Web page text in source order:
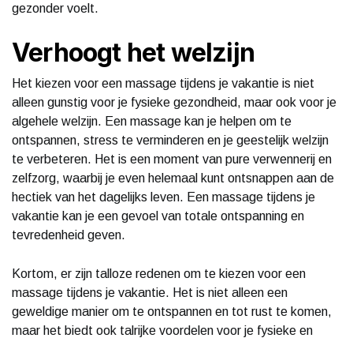
gezonder voelt.
Verhoogt het welzijn
Het kiezen voor een massage tijdens je vakantie is niet
alleen gunstig voor je fysieke gezondheid, maar ook voor je
algehele welzijn. Een massage kan je helpen om te
ontspannen, stress te verminderen en je geestelijk welzijn
te verbeteren. Het is een moment van pure verwennerij en
zelfzorg, waarbij je even helemaal kunt ontsnappen aan de
hectiek van het dagelijks leven. Een massage tijdens je
vakantie kan je een gevoel van totale ontspanning en
tevredenheid geven.
Kortom, er zijn talloze redenen om te kiezen voor een
massage tijdens je vakantie. Het is niet alleen een
geweldige manier om te ontspannen en tot rust te komen,
maar het biedt ook talrijke voordelen voor je fysieke en